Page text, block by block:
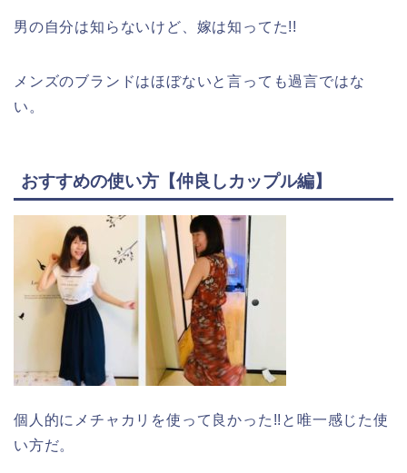
男の自分は知らないけど、嫁は知ってた!!
メンズのブランドはほぼないと言っても過言ではな
い。
おすすめの使い方【仲良しカップル編】
個人的にメチャカリを使って良かった!!と唯一感じた使
い方だ。